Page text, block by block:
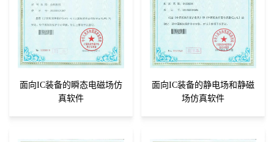
面向IC装备的瞬态电磁场仿
真软件
面向IC装备的静电场和静磁
场仿真软件